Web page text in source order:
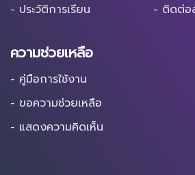
- ประวัติการเรียน
- ติดต่อ
ความช่วยเหลือ
- คู่มือการใช้งาน
- ขอความช่วยเหลือ
- แสดงความคิดเห็น